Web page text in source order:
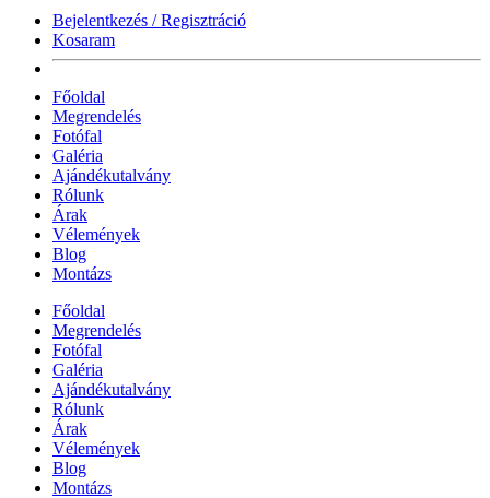
Bejelentkezés / Regisztráció
Kosaram
Főoldal
Megrendelés
Fotófal
Galéria
Ajándékutalvány
Rólunk
Árak
Vélemények
Blog
Montázs
Főoldal
Megrendelés
Fotófal
Galéria
Ajándékutalvány
Rólunk
Árak
Vélemények
Blog
Montázs